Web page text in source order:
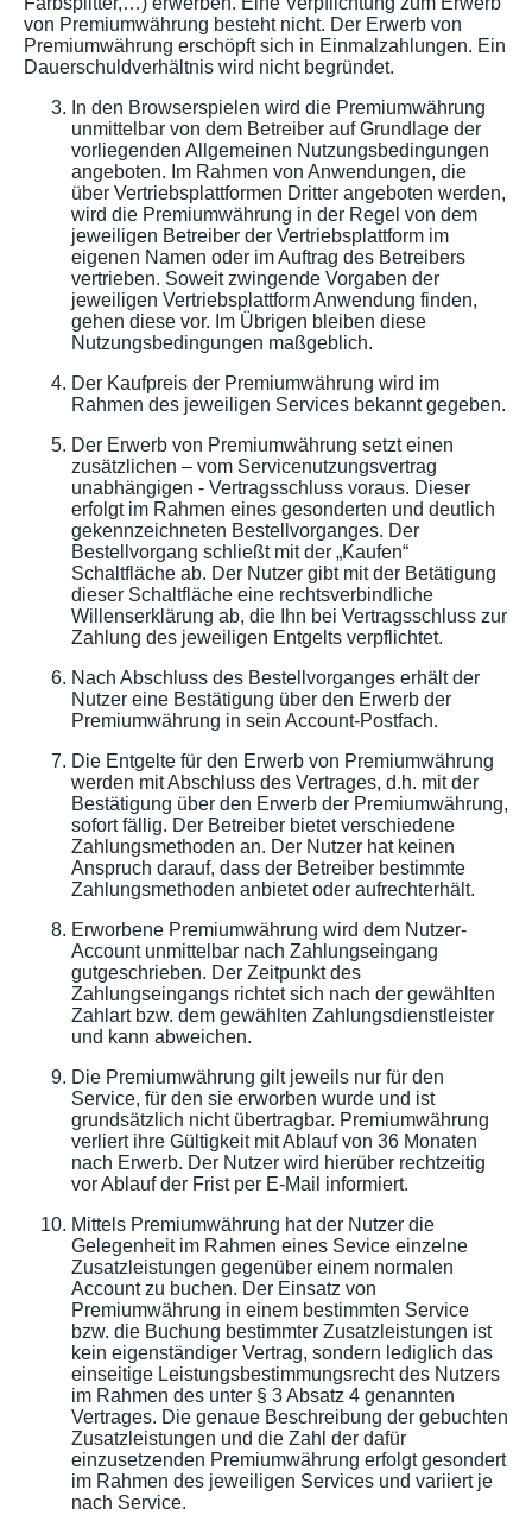
von Premiumwährung besteht nicht. Der Erwerb von
Premiumwährung erschöpft sich in Einmalzahlungen. Ein
Dauerschuldverhältnis wird nicht begründet.
In den Browserspielen wird die Premiumwährung
unmittelbar von dem Betreiber auf Grundlage der
vorliegenden Allgemeinen Nutzungsbedingungen
angeboten. Im Rahmen von Anwendungen, die
über Vertriebsplattformen Dritter angeboten werden,
wird die Premiumwährung in der Regel von dem
jeweiligen Betreiber der Vertriebsplattform im
eigenen Namen oder im Auftrag des Betreibers
vertrieben. Soweit zwingende Vorgaben der
jeweiligen Vertriebsplattform Anwendung finden,
gehen diese vor. Im Übrigen bleiben diese
Nutzungsbedingungen maßgeblich.
Der Kaufpreis der Premiumwährung wird im
Rahmen des jeweiligen Services bekannt gegeben.
Der Erwerb von Premiumwährung setzt einen
zusätzlichen – vom Servicenutzungsvertrag
unabhängigen - Vertragsschluss voraus. Dieser
erfolgt im Rahmen eines gesonderten und deutlich
gekennzeichneten Bestellvorganges. Der
Bestellvorgang schließt mit der „Kaufen“
Schaltfläche ab. Der Nutzer gibt mit der Betätigung
dieser Schaltfläche eine rechtsverbindliche
Willenserklärung ab, die Ihn bei Vertragsschluss zur
Zahlung des jeweiligen Entgelts verpflichtet.
Nach Abschluss des Bestellvorganges erhält der
Nutzer eine Bestätigung über den Erwerb der
Premiumwährung in sein Account-Postfach.
Die Entgelte für den Erwerb von Premiumwährung
werden mit Abschluss des Vertrages, d.h. mit der
Bestätigung über den Erwerb der Premiumwährung,
sofort fällig. Der Betreiber bietet verschiedene
Zahlungsmethoden an. Der Nutzer hat keinen
Anspruch darauf, dass der Betreiber bestimmte
Zahlungsmethoden anbietet oder aufrechterhält.
Erworbene Premiumwährung wird dem Nutzer-
Account unmittelbar nach Zahlungseingang
gutgeschrieben. Der Zeitpunkt des
Zahlungseingangs richtet sich nach der gewählten
Zahlart bzw. dem gewählten Zahlungsdienstleister
und kann abweichen.
Die Premiumwährung gilt jeweils nur für den
Service, für den sie erworben wurde und ist
grundsätzlich nicht übertragbar. Premiumwährung
verliert ihre Gültigkeit mit Ablauf von 36 Monaten
nach Erwerb. Der Nutzer wird hierüber rechtzeitig
vor Ablauf der Frist per E-Mail informiert.
Mittels Premiumwährung hat der Nutzer die
Gelegenheit im Rahmen eines Sevice einzelne
Zusatzleistungen gegenüber einem normalen
Account zu buchen. Der Einsatz von
Premiumwährung in einem bestimmten Service
bzw. die Buchung bestimmter Zusatzleistungen ist
kein eigenständiger Vertrag, sondern lediglich das
einseitige Leistungsbestimmungsrecht des Nutzers
im Rahmen des unter § 3 Absatz 4 genannten
Vertrages. Die genaue Beschreibung der gebuchten
Zusatzleistungen und die Zahl der dafür
einzusetzenden Premiumwährung erfolgt gesondert
im Rahmen des jeweiligen Services und variiert je
nach Service.